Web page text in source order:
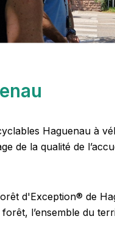
Haguenau à
de la qualité de
d'Exception® de
l’ensemble du